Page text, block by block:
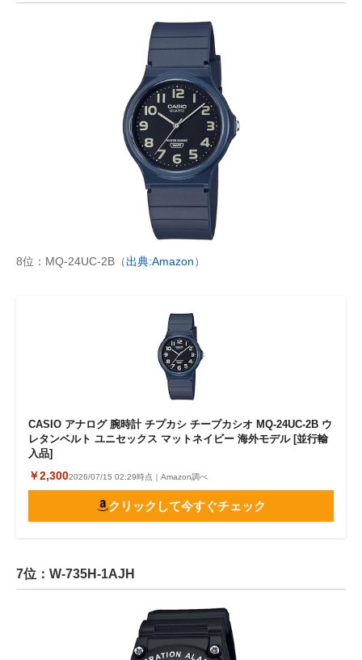
8位：MQ-24UC-2B（出典:Amazon）
CASIO アナログ 腕時計 チプカシ チープカシオ MQ-24UC-2B ウ
レタンベルト ユニセックス マットネイビー 海外モデル [並行輸
入品]
￥2,3002026/07/15 02:29時点｜Amazon調べ
クリックして今すぐチェック
7位：W-735H-1AJH